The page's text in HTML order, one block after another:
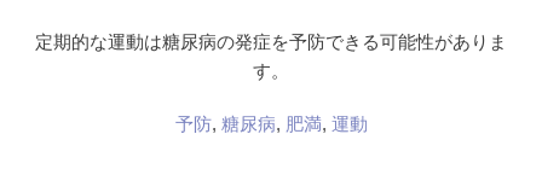
定期的な運動は糖尿病の発症を予防できる可能性がありま
す。
予防, 糖尿病, 肥満, 運動